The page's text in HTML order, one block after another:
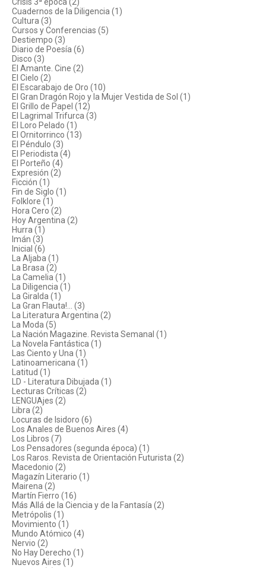
Crisis 3ª época (2)
Cuadernos de la Diligencia (1)
Cultura (3)
Cursos y Conferencias (5)
Destiempo (3)
Diario de Poesía (6)
Disco (3)
El Amante. Cine (2)
El Cielo (2)
El Escarabajo de Oro (10)
El Gran Dragón Rojo y la Mujer Vestida de Sol (1)
El Grillo de Papel (12)
El Lagrimal Trifurca (3)
El Loro Pelado (1)
El Ornitorrinco (13)
El Péndulo (3)
El Periodista (4)
El Porteño (4)
Expresión (2)
Ficción (1)
Fin de Siglo (1)
Folklore (1)
Hora Cero (2)
Hoy Argentina (2)
Hurra (1)
Imán (3)
Inicial (6)
La Aljaba (1)
La Brasa (2)
La Camelia (1)
La Diligencia (1)
La Giralda (1)
La Gran Flauta!... (3)
La Literatura Argentina (2)
La Moda (5)
La Nación Magazine. Revista Semanal (1)
La Novela Fantástica (1)
Las Ciento y Una (1)
Latinoamericana (1)
Latitud (1)
LD - Literatura Dibujada (1)
Lecturas Críticas (2)
LENGUAjes (2)
Libra (2)
Locuras de Isidoro (6)
Los Anales de Buenos Aires (4)
Los Libros (7)
Los Pensadores (segunda época) (1)
Los Raros. Revista de Orientación Futurista (2)
Macedonio (2)
Magazín Literario (1)
Mairena (2)
Martín Fierro (16)
Más Allá de la Ciencia y de la Fantasía (2)
Metrópolis (1)
Movimiento (1)
Mundo Atómico (4)
Nervio (2)
No Hay Derecho (1)
Nuevos Aires (1)